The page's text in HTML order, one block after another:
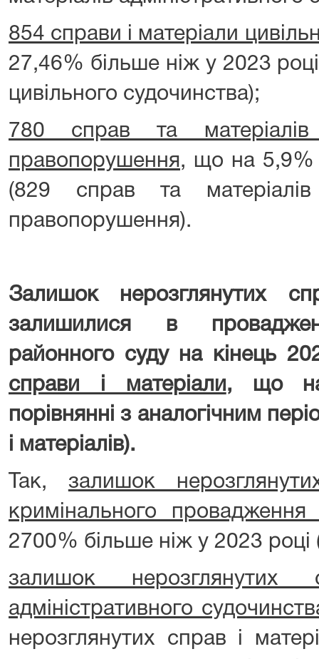
854 справи і матеріали
27,46% більше ніж у 2023
цивільного судочинства);
780 справ та матеріалів
правопорушення, що на 5,9%
(829 справ та матеріалів
правопорушення).
Залишок нерозглянутих
залишилися в
районного суду на кінець
справи і матеріали , що на
порівнянні з аналогічним
і матеріалів).
Так, залишок
кримінального
2700% більше ніж у 2023 році
залишок нерозглянутих
адміністративного
нерозглянутих справ і